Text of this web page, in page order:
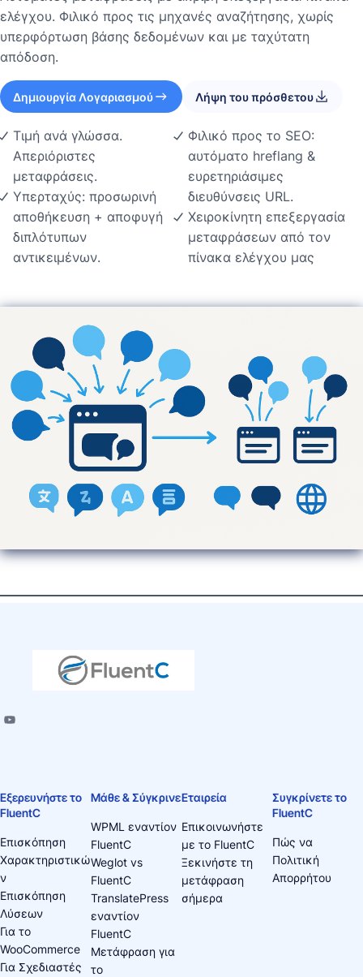
ελέγχου. Φιλικό προς τις μηχανές αναζήτησης, χωρίς
υπερφόρτωση βάσης δεδομένων και με ταχύτατη
απόδοση.
Δημιουργία Λογαριασμού Λήψη του πρόσθετου
Τιμή ανά γλώσσα.
Απεριόριστες
μεταφράσεις.
Υπερταχύς: προσωρινή
αποθήκευση + αποφυγή
διπλότυπων
αντικειμένων.
Φιλικό προς το SEO:
αυτόματο hreflang &
ευρετηριάσιμες
διευθύνσεις URL.
Χειροκίνητη επεξεργασία
μεταφράσεων από τον
πίνακα ελέγχου μας
Εξερευνήστε το
FluentC
Επισκόπηση
Χαρακτηριστικώ
ν
Επισκόπηση
Λύσεων
Για το
WooCommerce
Για Σχεδιαστές
Μάθε & Σύγκρινε
WPML εναντίον
FluentC
Weglot vs
FluentC
TranslatePress
εναντίον
FluentC
Μετάφραση για
το
Εταιρεία
Επικοινωνήστε
με το FluentC
Ξεκινήστε τη
μετάφραση
σήμερα
Συγκρίνετε το
FluentC
Πώς να
Πολιτική
Απορρήτου